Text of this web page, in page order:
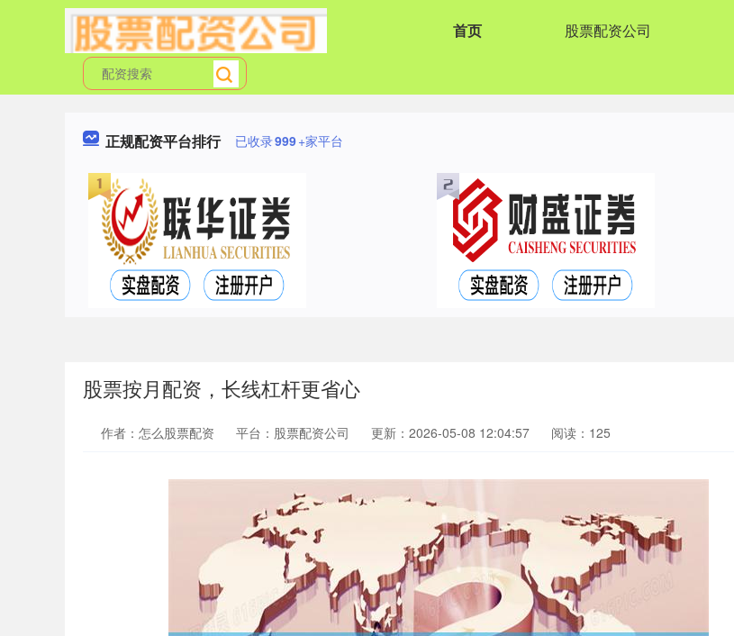
首页 股票配资公司
正规配资平台排行 已收录999+家平台
股票按月配资，长线杠杆更省心
作者：怎么股票配资 平台：股票配资公司 更新：2026-05-08 12:04:57 阅读：125